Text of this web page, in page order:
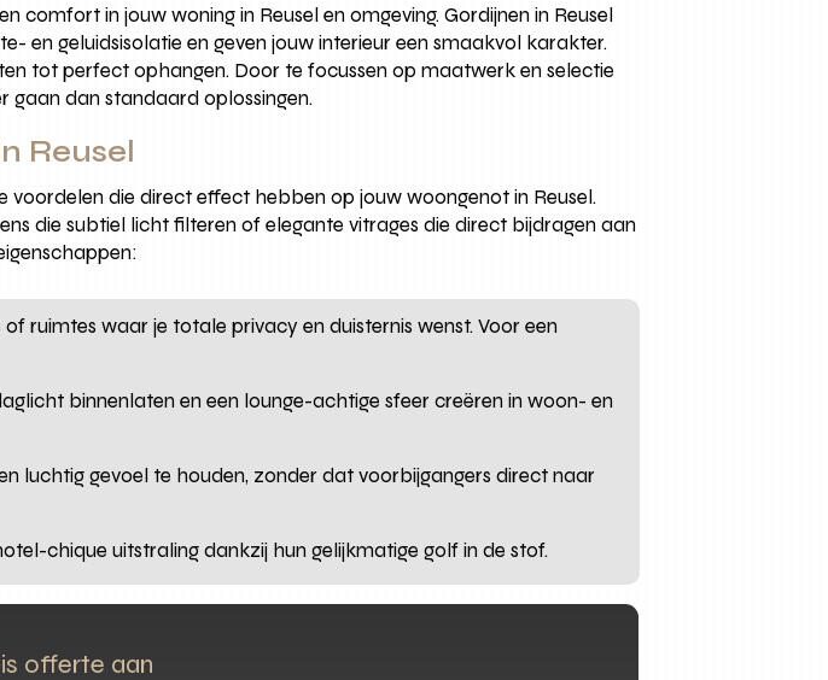
comfort in jouw woning in Reusel en omgeving. Gordijnen in Reusel
en geluidsisolatie en geven jouw interieur een smaakvol karakter.
tot perfect ophangen. Door te focussen op maatwerk en selectie
gaan dan standaard oplossingen.
Reusel
die direct effect hebben op jouw woongenot in Reusel.
die subtiel licht filteren of elegante vitrages die direct bijdragen aan
ruimtes waar je totale privacy en duisternis wenst. Voor een
binnenlaten en een lounge-achtige sfeer creëren in woon- en
luchtig gevoel te houden, zonder dat voorbijgangers direct naar
chique uitstraling dankzij hun gelijkmatige golf in de stof.
offerte aan